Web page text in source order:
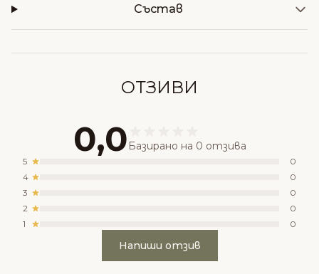
Състав
ОТЗИВИ
0,0 Базирано на 0 отзива
5
0
4
0
3
0
2
0
1
0
Напиши отзив